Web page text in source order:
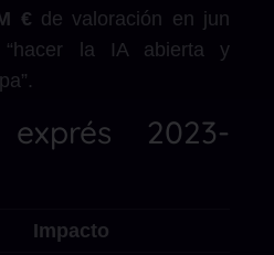
€ de valoración en jun
la IA abierta y
exprés 2023-
Impacto